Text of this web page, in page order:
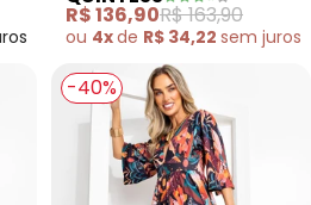
Viscose com Manga 3/4
R$ 136,90R$ 163,90
ou 4xde R$ 34,22 sem juros
-40%